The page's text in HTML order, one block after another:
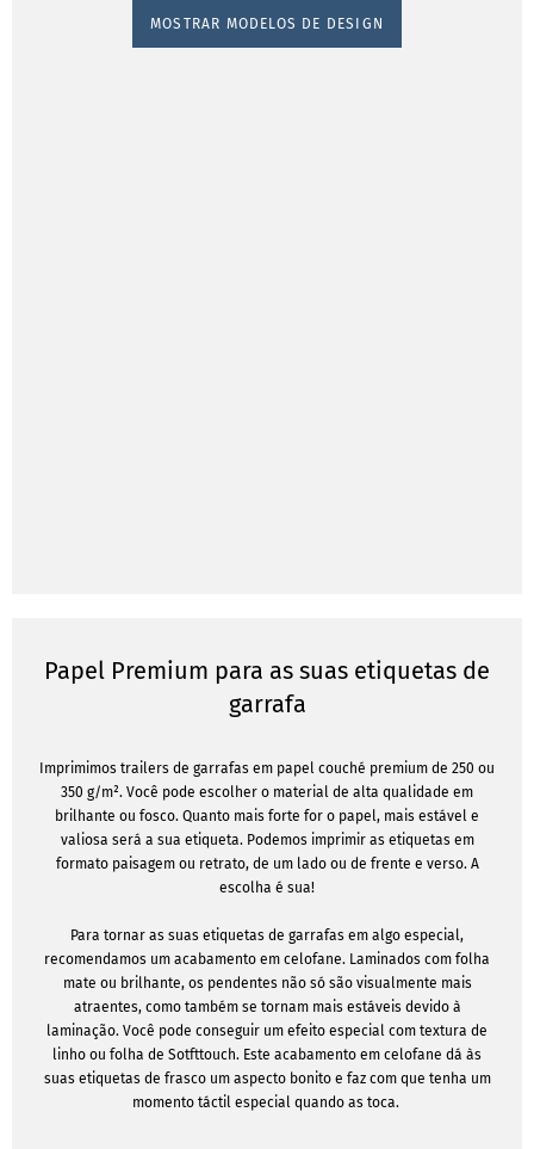
MOSTRAR MODELOS DE DESIGN
Papel Premium para as suas etiquetas de
garrafa
Imprimimos trailers de garrafas em papel couché premium de 250 ou
350 g/m². Você pode escolher o material de alta qualidade em
brilhante ou fosco. Quanto mais forte for o papel, mais estável e
valiosa será a sua etiqueta. Podemos imprimir as etiquetas em
formato paisagem ou retrato, de um lado ou de frente e verso. A
escolha é sua!
Para tornar as suas etiquetas de garrafas em algo especial,
recomendamos um acabamento em celofane. Laminados com folha
mate ou brilhante, os pendentes não só são visualmente mais
atraentes, como também se tornam mais estáveis devido à
laminação. Você pode conseguir um efeito especial com textura de
linho ou folha de Sotfttouch. Este acabamento em celofane dá às
suas etiquetas de frasco um aspecto bonito e faz com que tenha um
momento táctil especial quando as toca.